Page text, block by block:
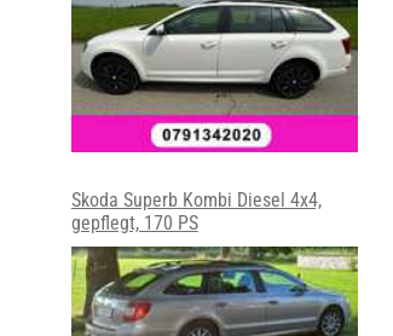
Skoda Superb Kombi Diesel 4x4,
gepflegt, 170 PS